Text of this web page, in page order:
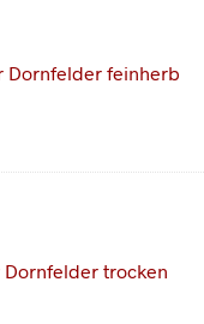
Dornfelder feinherb
Dornfelder trocken